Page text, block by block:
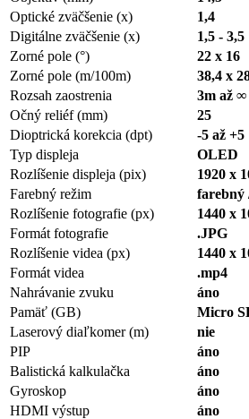
Optické zväčšenie (x)
1,4
Digitálne zväčšenie (x)
1,5 - 3,5
Zorné pole (°)
22 x 16
Zorné pole (m/100m)
38,4 x
Rozsah zaostrenia
3m až ∞
Očný reliéf (mm)
25
Dioptrická korekcia (dpt)
-5 až +5
Typ displeja
OLED
Rozlíšenie displeja (pix)
1920 x
Farebný režim
farebný
Rozlíšenie fotografie (px)
1440 x
Formát fotografie
.JPG
Rozlíšenie videa (px)
1440 x
Formát videa
.mp4
Nahrávanie zvuku
áno
Pamäť (GB)
Micro
Laserový diaľkomer (m)
nie
PIP
áno
Balistická kalkulačka
áno
Gyroskop
áno
HDMI výstup
áno